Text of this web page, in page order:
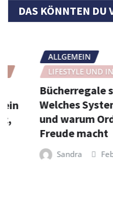
DAS KÖNNTEN DU
ALLGEMEIN
LIFESTYLE UND
Bücherregale
Welches System
und warum
Freude macht
Sandra Feb. 19,